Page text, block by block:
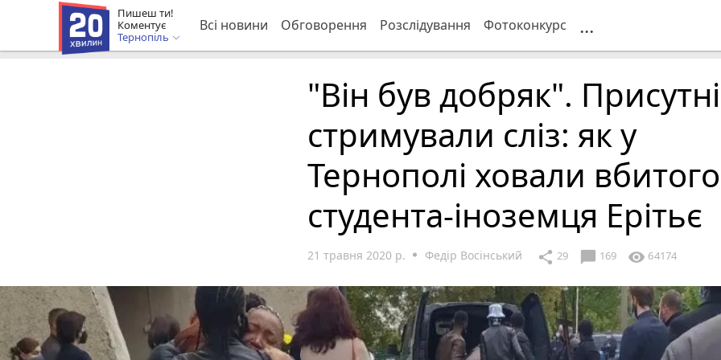
Пишеш ти!
Коментує
Тернопіль
Всі новини Обговорення Розслідування Фотоконкурс ...
"Він був добряк".
стримували сліз: як у
Тернополі ховали вбитого
студента-іноземця Ерітьє
21 травня 2020 р. Федір Восінський share 29 chat_bubble 169 visibility 64174